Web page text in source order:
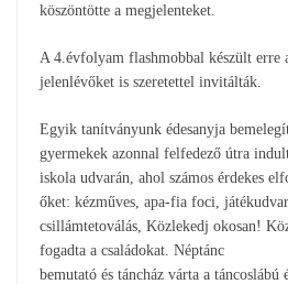
köszöntötte a megjelenteket.
A 4.évfolyam flashmobbal készült erre
jelenlévőket is szeretettel invitálták.
Egyik tanítványunk édesanyja
gyermekek azonnal felfedező útra
iskola udvarán, ahol számos érdekes
őket: kézműves, apa-fia foci, játékudvar,
csillámtetoválás, Közlekedj okosan!
fogadta a családokat. Néptánc
bemutató és táncház várta a táncoslábú